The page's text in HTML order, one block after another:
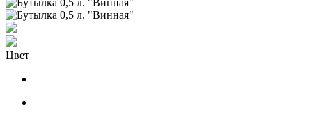
Цвет